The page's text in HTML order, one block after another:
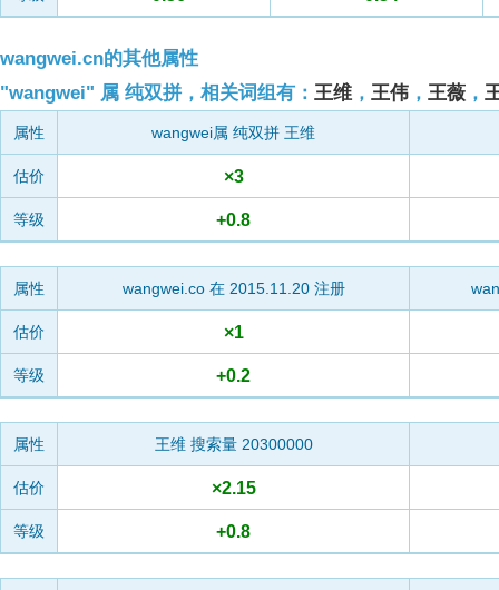
wangwei.cn的其他属性
"wangwei" 属 纯双拼，相关词组有： 王维 ， 王伟 ， 王薇 ，
属性
估价
等级
wangwei属 纯双拼 王维
×3
+0.8
属性
估价
等级
wangwei.co 在 2015.11.20 注册
×1
+0.2
属性
估价
等级
王维 搜索量 20300000
×2.15
+0.8